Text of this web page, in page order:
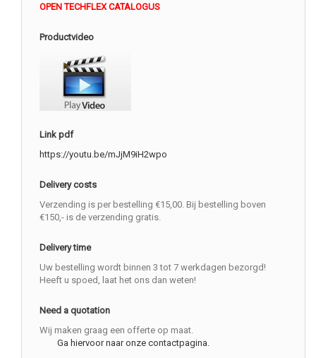
OPEN TECHFLEX CATALOGUS
Productvideo
Link pdf
https://youtu.be/mJjM9iH2wpo
Delivery costs
Verzending is per bestelling €15,00. Bij bestelling boven
€150,- is de verzending gratis.
Delivery time
Uw bestelling wordt binnen 3 tot 7 werkdagen bezorgd!
Heeft u spoed, laat het ons dan weten!
Need a quotation
Wij maken graag een offerte op maat.
Ga hiervoor naar onze contactpagina.